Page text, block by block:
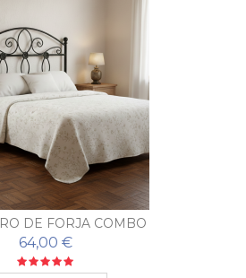
DE FORJA COMBO
64,00 €